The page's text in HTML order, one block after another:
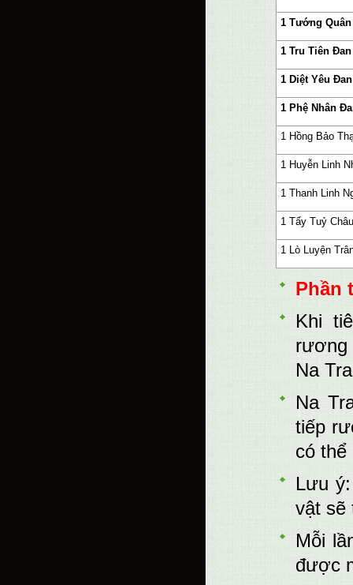
1 Tướng
1 Tru Tiên Đan
1 Diệt Yêu Đan
1 Phệ Nhân
1 Hồng Bảo
1 Huyễn Linh
1 Thanh Linh
1 Tẩy Tuỷ Châu
1 Lò Luyện
Phần
Khi
rương
Na
Na
tiếp
có
Lưu
vật sẽ
Mỗi
được